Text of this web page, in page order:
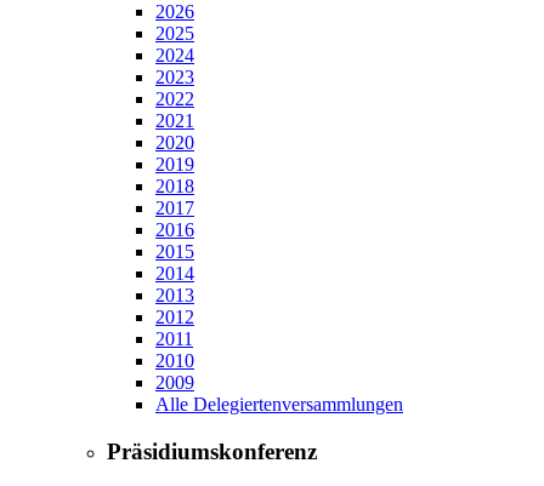
2026
2025
2024
2023
2022
2021
2020
2019
2018
2017
2016
2015
2014
2013
2012
2011
2010
2009
Alle Delegiertenversammlungen
Präsidiumskonferenz